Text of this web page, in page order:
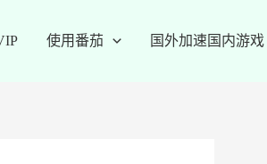
使用番茄 国外加速国内游戏